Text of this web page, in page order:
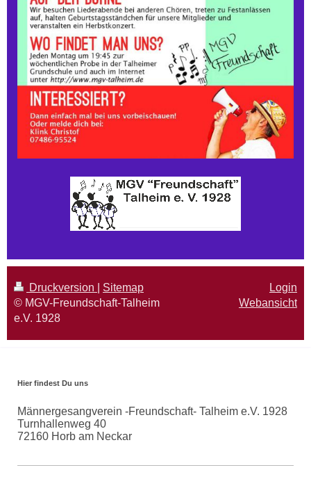
Druckversion
Sitemap
© MGV-Freundschaft-Talheim
e.V. 1928
Login
Webansicht
Hier findest Du uns
Männergesangverein -Freundschaft- Talheim e.V. 1928
Turnhallenweg 40
72160 Horb am Neckar